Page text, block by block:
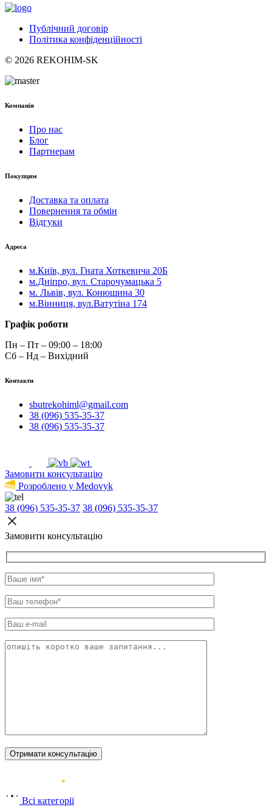
Публічний договір
Політика конфіденційності
© 2026 REKOHIM-SK
Компанія
Про нас
Блог
Партнерам
Покупцям
Доставка та оплата
Повернення та обмін
Відгуки
Адреса
м.Київ, вул. Гната Хоткевича 20Б
м.Дніпро, вул. Старочумацька 5
м. Львів, вул. Конюшина 30
м.Вінниця, вул.Ватутіна 174
Графік роботи
Пн – Пт – 09:00 – 18:00
Сб – Нд – Вихідний
Контакти
sbutrekohiml@gmail.com
38 (096) 535-35-37
38 (096) 535-35-37
Замовити консультацію
Розроблено у Medovyk
38 (096) 535-35-37 38 (096) 535-35-37
Замовити консультацію
Всі категорії